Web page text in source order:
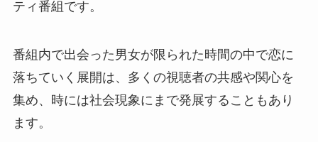
ティ番組です。
番組内で出会った男女が限られた時間の中で恋に
落ちていく展開は、多くの視聴者の共感や関心を
集め、時には社会現象にまで発展することもあり
ます。